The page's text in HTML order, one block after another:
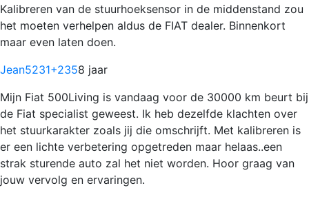
Kalibreren van de stuurhoeksensor in de middenstand zou
het moeten verhelpen aldus de FIAT dealer. Binnenkort
maar even laten doen.
Jean5231+2358 jaar
Mijn Fiat 500Living is vandaag voor de 30000 km beurt bij
de Fiat specialist geweest. Ik heb dezelfde klachten over
het stuurkarakter zoals jij die omschrijft. Met kalibreren is
er een lichte verbetering opgetreden maar helaas..een
strak sturende auto zal het niet worden. Hoor graag van
jouw vervolg en ervaringen.